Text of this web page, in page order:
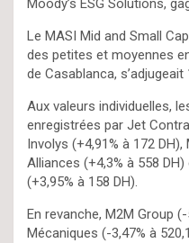
Moody’s ESG Solutions,
Le MASI Mid and Small
des petites et moyennes
de Casablanca, s’adjugeait
Aux valeurs individuelles,
enregistrées par Jet
Involys (+4,91% à 172
Alliances (+4,3% à 558
(+3,95% à 158 DH).
En revanche, M2M Group
Mécaniques (-3,47% à